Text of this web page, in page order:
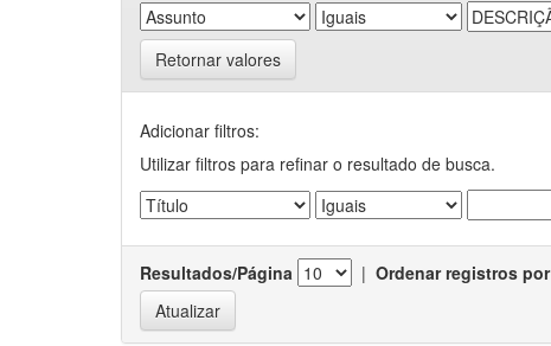
Retornar valores
Adicionar filtros:
Utilizar filtros para refinar o resultado de busca.
Resultados/Página | Ordenar registros por